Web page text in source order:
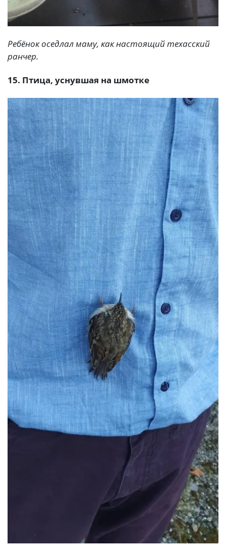
Ребёнок оседлал маму, как настоящий техасский
ранчер.
15. Птица, уснувшая на шмотке